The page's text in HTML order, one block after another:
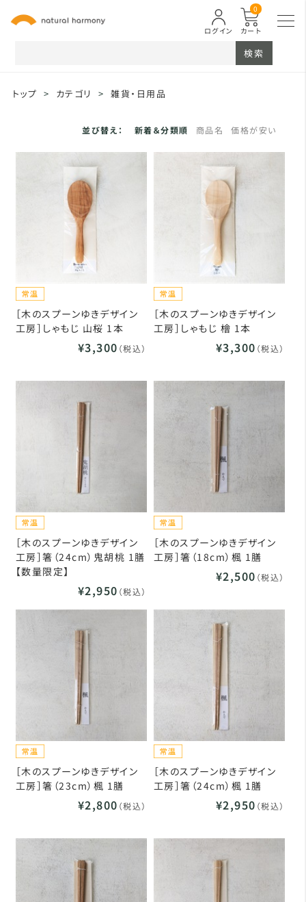
カート
0
ログイン
検索
トップ > カテゴリ > 雑貨・日用品
並び替え： 新着＆分類順 商品名 価格が安い
［木のスプーンゆきデザイン
工房］しゃもじ 山桜 1本
¥3,300 （税込）
［木のスプーンゆきデザイン
工房］しゃもじ 檜 1本
¥3,300 （税込）
［木のスプーンゆきデザイン
工房］箸（24cm）鬼胡桃 1膳
【数量限定】
¥2,950 （税込）
［木のスプーンゆきデザイン
工房］箸（18cm）楓 1膳
¥2,500 （税込）
［木のスプーンゆきデザイン
工房］箸（23cm）楓 1膳
¥2,800 （税込）
［木のスプーンゆきデザイン
工房］箸（24cm）楓 1膳
¥2,950 （税込）